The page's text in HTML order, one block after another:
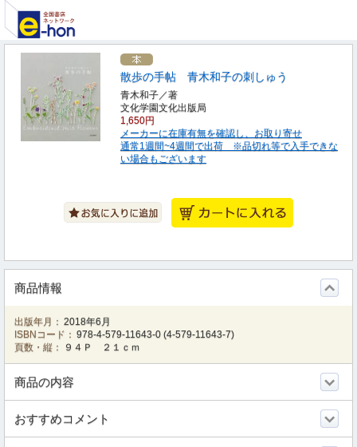
散歩の手帖 青木和子の刺しゅう
青木和子／著
文化学園文化出版局
1,650円
メーカーに在庫有無を確認し、お取り寄せ
通常1週間~4週間で出荷 ※品切れ等で入手できな
い場合もございます
商品情報
出版年月： 2018年6月
ISBNコード： 978-4-579-11643-0 (4-579-11643-7)
頁数・縦：
９４Ｐ ２１ｃｍ
商品の内容
おすすめコメント